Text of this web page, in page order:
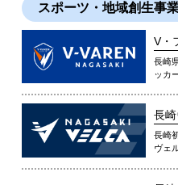
スポーツ・地域創生事
V・
長崎
ッカ
長
長崎
ヴェ